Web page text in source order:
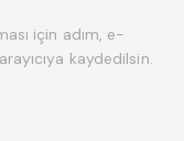
için adım, e-
kaydedilsin.